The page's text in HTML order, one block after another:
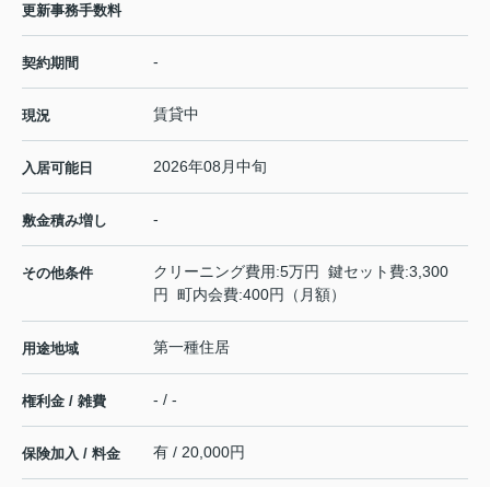
更新事務手数料
契約期間 -
現況 賃貸中
入居可能日 2026年08月中旬
敷金積み増し -
その他条件
クリーニング費用:5万円 鍵セット費:3,300
円 町内会費:400円（月額）
用途地域 第一種住居
権利金 / 雑費 - / -
保険加入 / 料金 有 / 20,000円